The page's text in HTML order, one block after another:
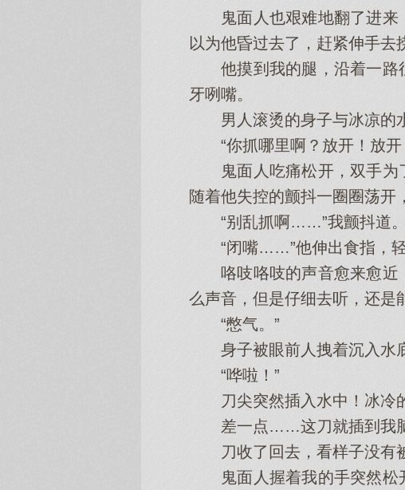
鬼面人也艰难地翻了进来，
以为他昏过去了，赶紧伸手去
他摸到我的腿，沿着一路
牙咧嘴。
男人滚烫的身子与冰凉的水
“你抓哪里啊？放开！放开
鬼面人吃痛松开，双手为
随着他失控的颤抖一圈圈荡开
“别乱抓啊……”我颤抖道。
“闭嘴……”他伸出食指，轻
咯吱咯吱的声音愈来愈近
么声音，但是仔细去听，还是
“憋气。”
身子被眼前人拽着沉入水底
“哗啦！”
刀尖突然插入水中！冰冷的
差一点……这刀就插到我脑
刀收了回去，看样子没有被
鬼面人握着我的手突然松开